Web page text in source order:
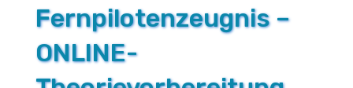
Fernpilotenzeugnis –
ONLINE-